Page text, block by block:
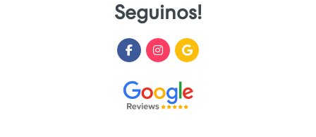
Seguinos!